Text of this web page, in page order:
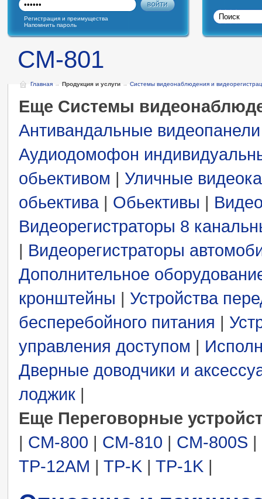
Регистрация и преимущества
Напомнить пароль
СМ-801
Главная → Продукция и услуги → Системы видеонаблюдения и
Еще Системы
Антивандальные видеопанели
Аудиодомофон
обьективом | Уличные
обьектива| Обьективы |
Видеорегистраторы 8
| Видеорегистраторы
Дополнительное
кронштейны | Устройства
бесперебойного питания |
управления доступом |
Дверные доводчики и
лоджик |
Еще Переговорные
| CM-800 | CM-810 | СМ-800S |
TP-12AM | TP-K | TP-1K |